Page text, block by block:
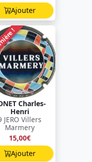
Ajouter
!
Charles-
Henri
JERO Villers
Marmery
15,00€
Ajouter